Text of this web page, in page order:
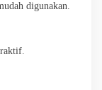
digunakan.